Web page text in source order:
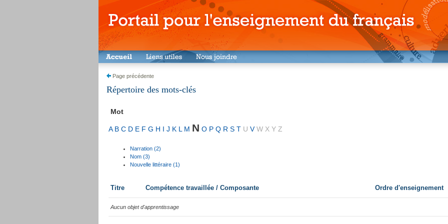
Page précédente
Répertoire des mots-clés
Mot
A B C D E F G H I J K L M N O P Q R S T U V W X Y Z
Narration (2)
Nom (3)
Nouvelle littéraire (1)
Titre Compétence travaillée / Composante Ordre d'enseignement
Aucun objet d'apprentissage